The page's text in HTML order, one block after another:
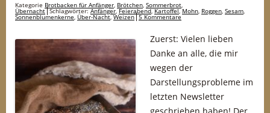
Kategorie Brotbacken für Anfänger, Brötchen, Sommerbrot,
Übernacht Schlagwörter:Anfänger,Feierabend,Kartoffel,Mohn, Roggen, Sesam,
Sonnenblumenkerne, Über-Nacht,Weizen 5 Kommentare
Zuerst: Vielen lieben
Danke an alle, die mir
wegen der
Darstellungsprobleme im
letzten Newsletter